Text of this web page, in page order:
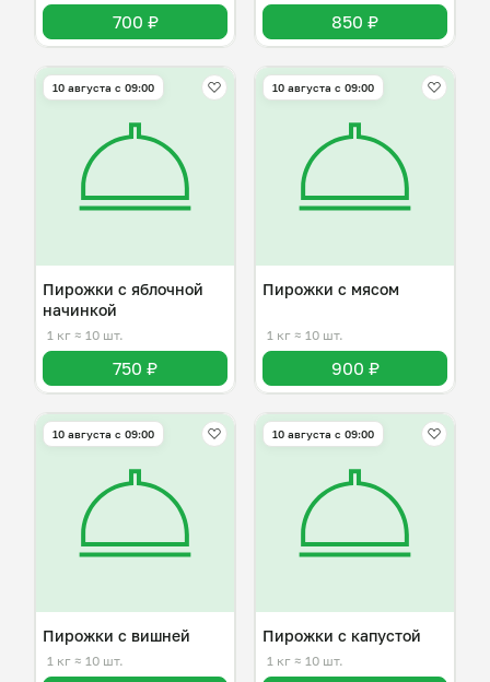
700 ₽ 850 ₽
10 августа с 09:00
Пирожки с яблочной
начинкой
1 кг ≈ 10 шт.
750 ₽
10 августа с 09:00
Пирожки с мясом
1 кг ≈ 10 шт.
900 ₽
10 августа с 09:00
Пирожки с вишней
1 кг ≈ 10 шт.
10 августа с 09:00
Пирожки с капустой
1 кг ≈ 10 шт.